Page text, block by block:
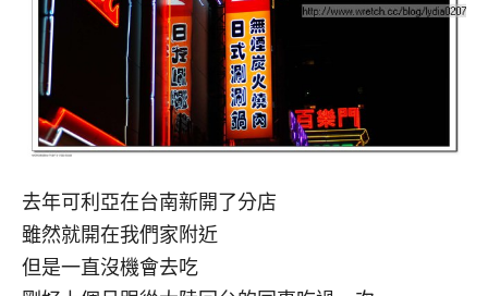
去年可利亞在台南新開了分店
雖然就開在我們家附近
但是一直沒機會去吃